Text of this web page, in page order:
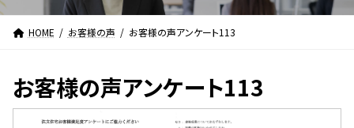
キ
に
HOME お客様の声 お客様の声アンケート113
お客様の声アンケート113